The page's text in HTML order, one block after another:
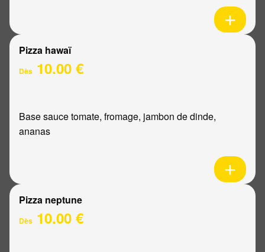
Pizza hawaï
Dès 10.00 €
Base sauce tomate, fromage, jambon de dinde,
ananas
Pizza neptune
Dès 10.00 €